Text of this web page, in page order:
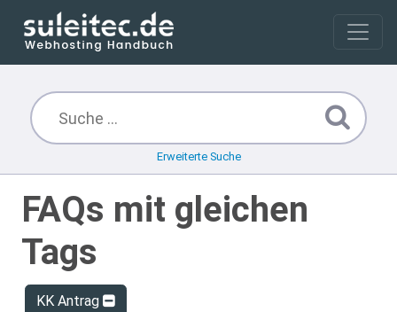
Erweiterte Suche
FAQs mit gleichen
Tags
KK Antrag